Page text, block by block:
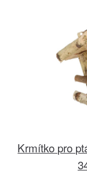
Krmítko pro